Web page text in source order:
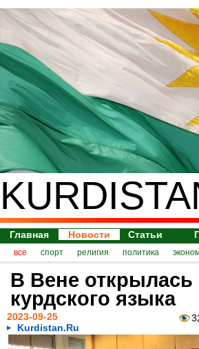
Главная Новости Статьи
все спорт религия политика
В Вене
курдского языка
2023-09-25
Kurdistan.Ru